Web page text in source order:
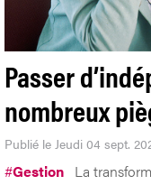
Passer
nombreux
Publié le Jeudi 04 sept.
#Gestion La